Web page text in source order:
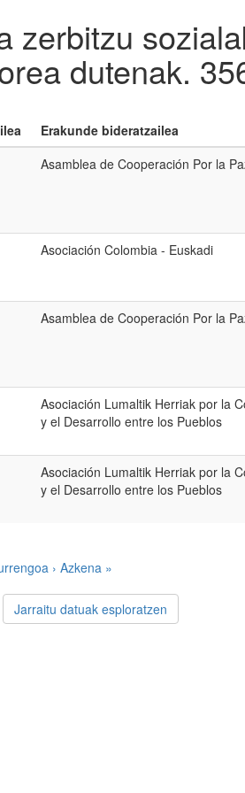
zerbitzu
dutenak.
Erakunde bideratzailea
Asamblea de Cooperación Por la
Asociación Colombia - Euskadi
Asamblea de Cooperación Por la
Asociación Lumaltik Herriak por la
y el Desarrollo entre los Pueblos
Asociación Lumaltik Herriak por la
y el Desarrollo entre los Pueblos
› Azkena »
Jarraitu datuak esploratzen